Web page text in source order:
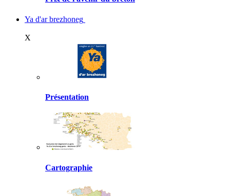
Ya d'ar brezhoneg
X
Présentation
Cartographie